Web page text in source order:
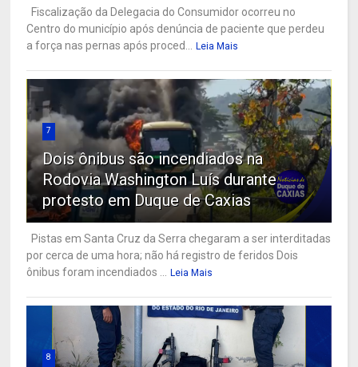
Fiscalização da Delegacia do Consumidor ocorreu no
Centro do município após denúncia de paciente que perdeu
a força nas pernas após proced... Leia Mais
7
Dois ônibus são incendiados na
Rodovia Washington Luís durante
protesto em Duque de Caxias
Pistas em Santa Cruz da Serra chegaram a ser interditadas
por cerca de uma hora; não há registro de feridos Dois
ônibus foram incendiados ... Leia Mais
8